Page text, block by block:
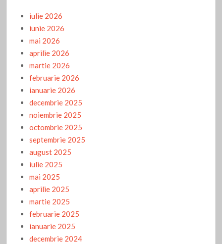
iulie 2026
iunie 2026
mai 2026
aprilie 2026
martie 2026
februarie 2026
ianuarie 2026
decembrie 2025
noiembrie 2025
octombrie 2025
septembrie 2025
august 2025
iulie 2025
mai 2025
aprilie 2025
martie 2025
februarie 2025
ianuarie 2025
decembrie 2024